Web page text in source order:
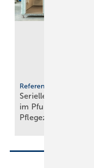
Referenzprojekt Geberit
Serielle Badfertigung
im Pful­len­dor­fer
Pfle­ge­zen­trum